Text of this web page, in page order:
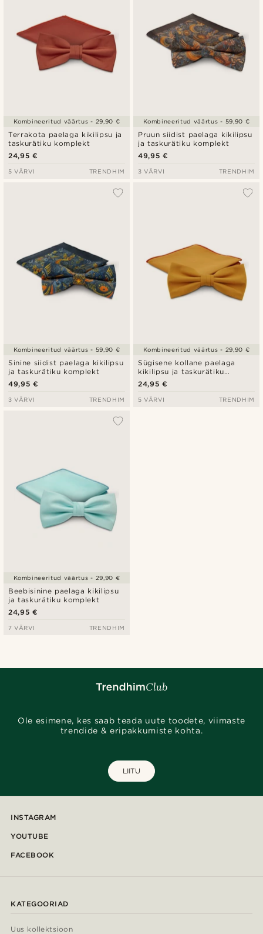
Terrakota paelaga kikilipsu ja
taskurätiku komplekt
24,95 €
Kombineeritud väärtus - 29,90 €
5 VÄRVI TRENDHIM
Pruun siidist paelaga kikilipsu
ja taskurätiku komplekt
49,95 €
Kombineeritud väärtus - 59,90 €
3 VÄRVI TRENDHIM
Sinine siidist paelaga kikilipsu
ja taskurätiku komplekt
49,95 €
Kombineeritud väärtus - 59,90 €
3 VÄRVI TRENDHIM
Sügisene kollane paelaga
kikilipsu ja taskurätiku
komplekt
24,95 €
Kombineeritud väärtus - 29,90 €
5 VÄRVI TRENDHIM
Beebisinine paelaga kikilipsu
ja taskurätiku komplekt
24,95 €
Kombineeritud väärtus - 29,90 €
7 VÄRVI TRENDHIM
Ole esimene, kes saab teada uute toodete, viimaste
trendide & eripakkumiste kohta.
LIITU
INSTAGRAM
YOUTUBE
FACEBOOK
KATEGOORIAD
Uus kollektsioon